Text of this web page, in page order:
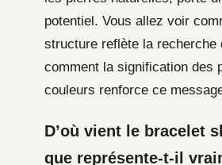
potentiel. Vous allez voir
structure reflète la recherche
comment la signification des
couleurs renforce ce
D’où vient le bracelet
que représente-t-il